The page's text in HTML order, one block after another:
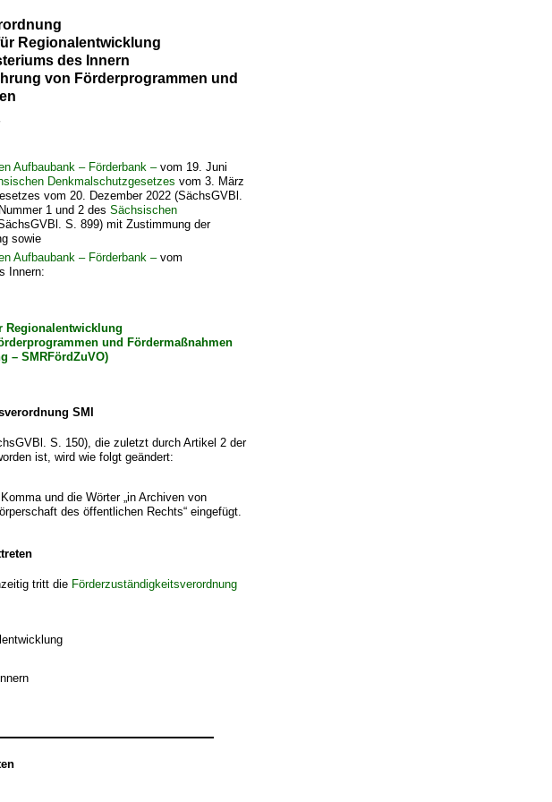
Regionalentwicklung
des Innern
von Förderprogrammen und
Aufbaubank – Förderbank –vom 19. Juni
Denkmalschutzgesetzes vom 3. März
vom 20. Dezember 2022 (SächsGVBl.
1 und 2 des Sächsischen
S. 899) mit Zustimmung der
sowie
Aufbaubank – Förderbank –vom
Innern:
Regionalentwicklung
und Fördermaßnahmen
– SMRFördZuVO)
SMI
S. 150), die zuletzt durch Artikel 2 der
ist, wird wie folgt geändert:
und die Wörter „in Archiven von
des öffentlichen Rechts“ eingefügt.
tritt die Förderzuständigkeitsverordnung